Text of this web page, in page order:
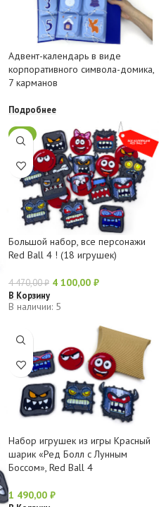
Адвент-календарь в виде
корпоративного символа-домика,
7 карманов
Подробнее
-8%
Большой набор, все персонажи
Red Ball 4 ! (18 игрушек)
4 470,00₽ 4 100,00 ₽
В Корзину
В наличии: 5
Набор игрушек из игры Красный
шарик «Ред Болл с Лунным
Боссом», Red Ball 4
1 490,00 ₽